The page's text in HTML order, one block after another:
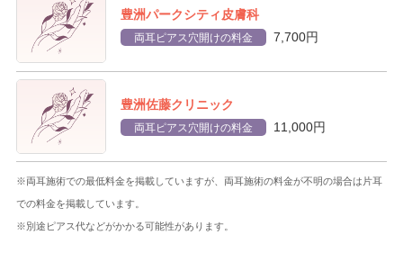
豊洲パークシティ皮膚科
両耳ピアス穴開けの料金 7,700円
豊洲佐藤クリニック
両耳ピアス穴開けの料金 11,000円
※両耳施術での最低料金を掲載していますが、両耳施術の料金が不明の場合は片耳
での料金を掲載しています。
※別途ピアス代などがかかる可能性があります。